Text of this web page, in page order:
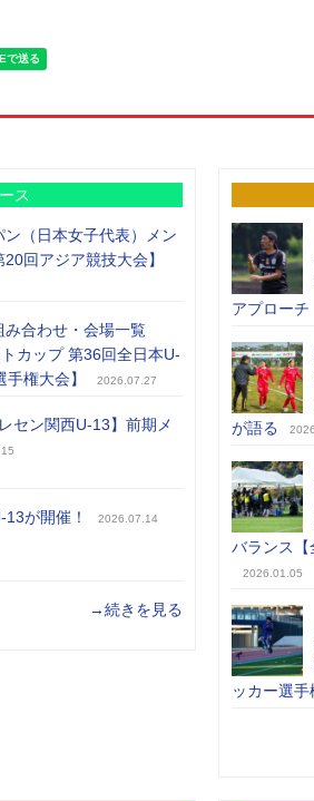
ス
ン（日本女子代表）メン
回アジア競技大会】
み合わせ・会場一覧
トカップ 第36回全日本U-
権大会】
2026.07.27
セン関西U-13】前期メ
が開催！ 2026.07.14
→続きを見る
アプローチ
が語る
バランス【
2026.01.05
ッカー選手